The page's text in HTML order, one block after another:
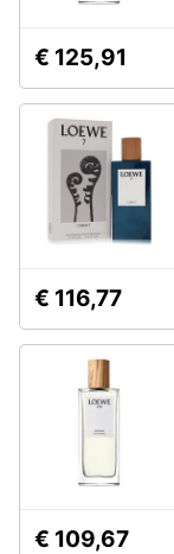
€ 125,91
€ 116,77
€ 109,67